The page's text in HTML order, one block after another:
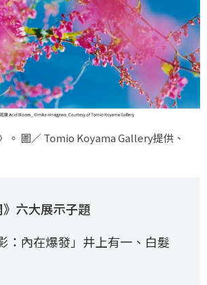
。 圖／ Tomio Koyama Gallery提供、
》六大展示子題
：內在爆發」井上有一、白髮